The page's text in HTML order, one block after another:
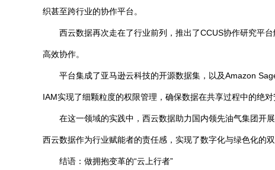
织甚至跨行业的协作平台。
西云数据再次走在了行业前列，推出了CCUS协作研究平
高效协作。
平台集成了亚马逊云科技的开源数据集，以及Amazon
IAM实现了细颗粒度的权限管理，确保数据在共享过程中的绝对
在这一领域的实践中，西云数据助力国内领先油气集团开
西云数据作为行业赋能者的责任感，实现了数字化与绿色化的双
结语：做拥抱变革的“云上行者”